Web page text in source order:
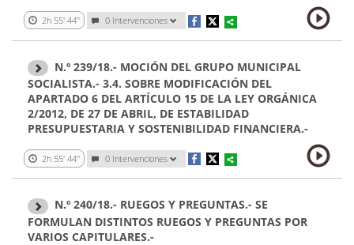
2h 55' 44'' 0 Intervenciones
N.º 239/18.- MOCIÓN DEL GRUPO MUNICIPAL
SOCIALISTA.- 3.4. SOBRE MODIFICACIÓN DEL
APARTADO 6 DEL ARTÍCULO 15 DE LA LEY ORGÁNICA
2/2012, DE 27 DE ABRIL, DE ESTABILIDAD
PRESUPUESTARIA Y SOSTENIBILIDAD FINANCIERA.-
2h 55' 44'' 0 Intervenciones
N.º 240/18.- RUEGOS Y PREGUNTAS.- SE
FORMULAN DISTINTOS RUEGOS Y PREGUNTAS POR
VARIOS CAPITULARES.-